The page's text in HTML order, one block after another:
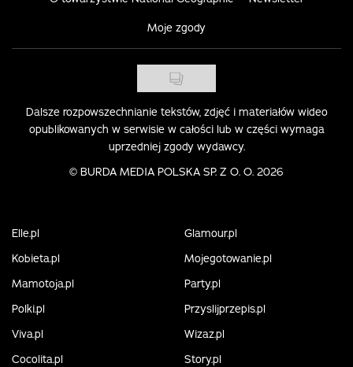
Moje zgody
Dalsze rozpowszechnianie tekstów, zdjęć i materiałów wideo
opublikowanych w serwisie w całości lub w części wymaga
uprzedniej zgody wydawcy.
© BURDA MEDIA POLSKA SP. Z O. O. 2026
Elle.pl
Glamour.pl
Kobieta.pl
Mojegotowanie.pl
Mamotoja.pl
Party.pl
Polki.pl
Przyslijprzepis.pl
Viva.pl
Wizaz.pl
Cocolita.pl
Story.pl